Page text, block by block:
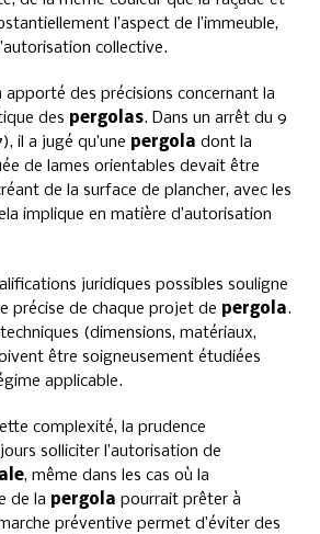
l’aspect de l’immeuble,
collective.
apporté des précisions concernant la
des pergolas. Dans un arrêt du 9
il a jugé qu’une pergola dont la
de lames orientables devait être
de la surface de plancher, avec les
implique en matière d’autorisation
juridiques possibles souligne
précise de chaque projet de pergola.
(dimensions, matériaux,
être soigneusement étudiées
applicable.
complexité, la prudence
solliciter l’autorisation de
, même dans les cas où la
de la pergola pourrait prêter à
préventive permet d’éviter des